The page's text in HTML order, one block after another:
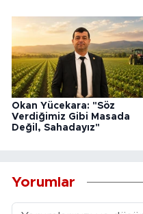
Okan Yücekara: "Söz
Verdiğimiz Gibi Masada
Değil, Sahadayız"
Yorumlar